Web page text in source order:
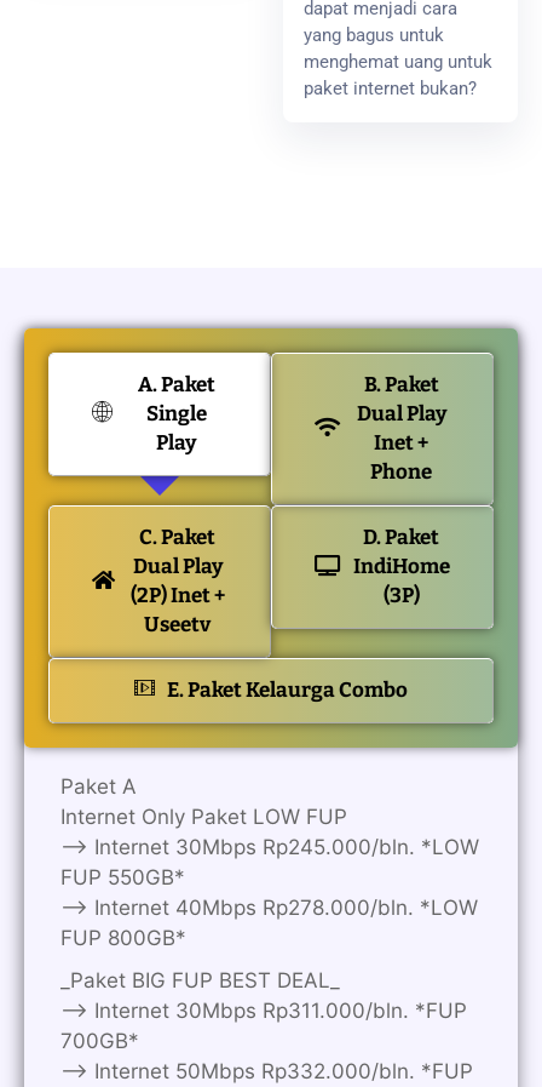
dapat menjadi cara
yang bagus untuk
menghemat uang untuk
paket internet bukan?
A. Paket
Single
Play
B. Paket
Dual Play
Inet +
Phone
C. Paket
Dual Play
(2P) Inet +
Useetv
D. Paket
IndiHome
(3P)
E. Paket Kelaurga Combo
Paket A
Internet Only Paket LOW FUP
—> Internet 30Mbps Rp245.000/bln. *LOW
FUP 550GB*
—> Internet 40Mbps Rp278.000/bln. *LOW
FUP 800GB*
_Paket BIG FUP BEST DEAL_
—> Internet 30Mbps Rp311.000/bln. *FUP
700GB*
—> Internet 50Mbps Rp332.000/bln. *FUP